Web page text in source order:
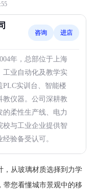
咨询 进店
年，总部位于上海
工业自动化及教学实
实训台、智能楼
教仪器。公司深耕教
柔性生产线、电力
校与工业企业提供智
验备受认可。
，从玻璃材质选择到力学
带您看懂城市景观中的移